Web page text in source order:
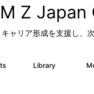
Z
ャリア形成を支援し
Library